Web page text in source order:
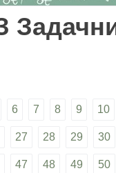
6 7 8 9 10
27 28 29 30
47 48 49 50